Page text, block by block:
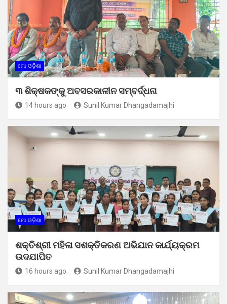
ମୋ ଓଡ଼ିଶା
୩ ଶିକ୍ଷକଙ୍କୁ ଅବସରକାଳୀନ ସମ୍ବର୍ଦ୍ଧନା
14 hours ago Sunil Kumar Dhangadamajhi
ମୋ ଓଡ଼ିଶା
ଶକ୍ତିଶ୍ରୀ ମହିଳା ସଶକ୍ତିକରଣ ଅଭିଯାନ କାର୍ଯ୍ୟକ୍ରମ
ଉଦଯାପିତ
16 hours ago Sunil Kumar Dhangadamajhi